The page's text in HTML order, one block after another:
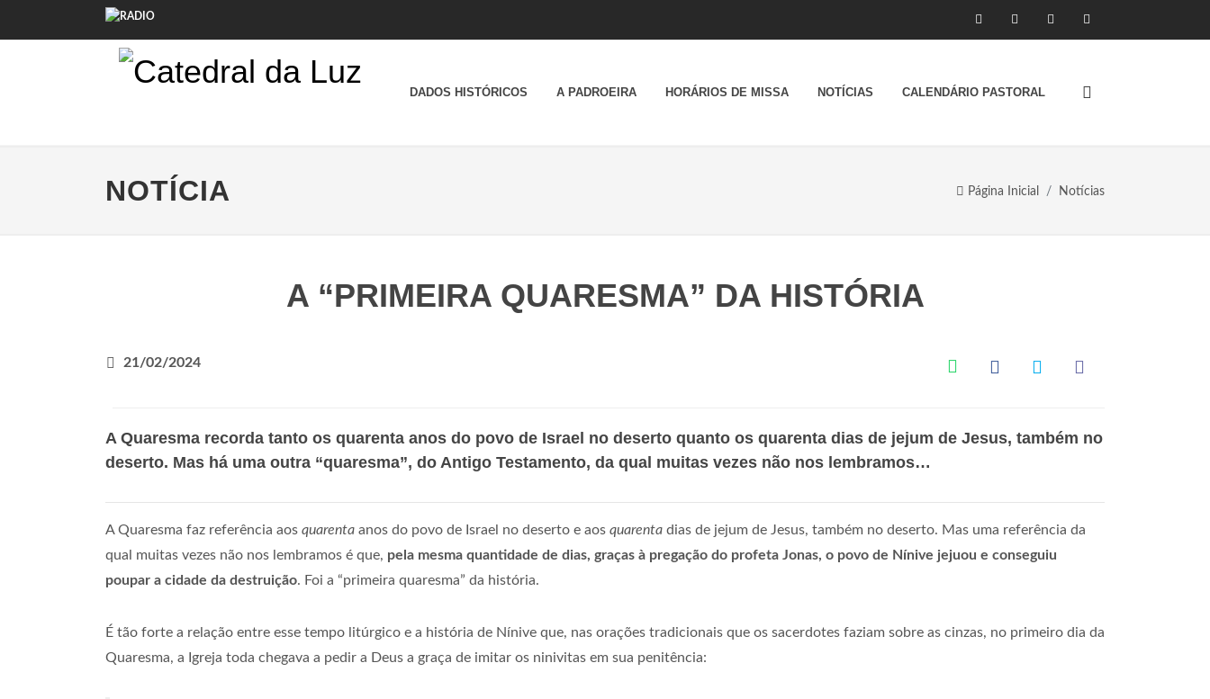
DADOS HISTÓRICOS A PADROEIRA HORÁRIOS DE MISSA NOTÍCIAS CALENDÁRIO PASTORAL
NOTÍCIA Página Inicial Notícias
A “PRIMEIRA QUARESMA” DA HISTÓRIA
21/02/2024
A Quaresma recorda tanto os quarenta anos do povo de Israel no deserto quanto os quarenta dias de jejum de Jesus, também no
deserto. Mas há uma outra “quaresma”, do Antigo Testamento, da qual muitas vezes não nos lembramos…
A Quaresma faz referência aos quarenta anos do povo de Israel no deserto e aos quarenta dias de jejum de Jesus, também no deserto. Mas uma referência da
qual muitas vezes não nos lembramos é que, pela mesma quantidade de dias, graças à pregação do profeta Jonas, o povo de Nínive jejuou e conseguiu
poupar a cidade da destruição. Foi a “primeira quaresma” da história.
É tão forte a relação entre esse tempo litúrgico e a história de Nínive que, nas orações tradicionais que os sacerdotes faziam sobre as cinzas, no primeiro dia da
Quaresma, a Igreja toda chegava a pedir a Deus a graça de imitar os ninivitas em sua penitência: